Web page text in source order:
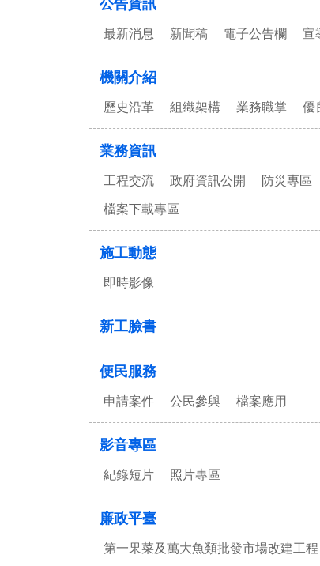
公告資訊
最新消息 新聞稿 電子公告欄 宣
機關介紹
歷史沿革 組織架構 業務職掌 優
業務資訊
工程交流 政府資訊公開 防災專區
檔案下載專區
施工動態
即時影像
新工臉書
便民服務
申請案件 公民參與 檔案應用
影音專區
紀錄短片 照片專區
廉政平臺
第一果菜及萬大魚類批發市場改建工程